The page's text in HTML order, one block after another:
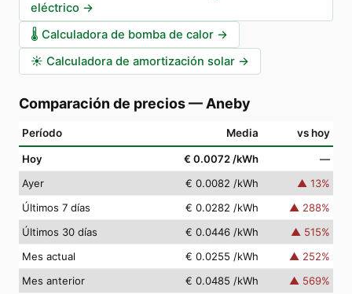
eléctrico →
🌡️ Calculadora de bomba de calor →
☀️ Calculadora de amortización solar →
Comparación de precios— Aneby
Período Media vs hoy
Hoy € 0.0072 /kWh
—
Ayer
€ 0.0082 /kWh ▲ 13%
Últimos 7 días
€ 0.0282 /kWh ▲ 288%
Últimos 30 días
€ 0.0446 /kWh ▲ 515%
Mes actual
€ 0.0255 /kWh ▲ 252%
Mes anterior
€ 0.0485 /kWh ▲ 569%